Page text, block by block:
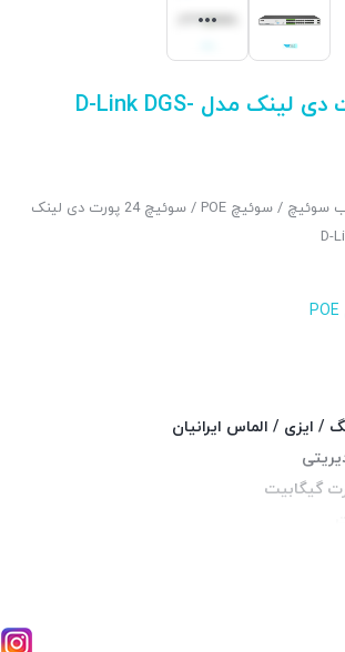
سوئیچ 24 پورت دی لینک مدل D-Link DGS-
سوئیچ / سوئیچ POE
/ سوئیچ 24 پورت دی لینک
/ ایزی / الماس ایرانیان